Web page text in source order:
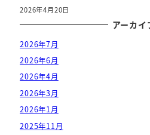
2026年4月20日
アーカイ
2026年7月
2026年6月
2026年4月
2026年3月
2026年1月
2025年11月